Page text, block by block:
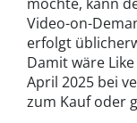
Video-on-
erfolgt
Damit wäre
April 2025 bei
zum Kauf oder